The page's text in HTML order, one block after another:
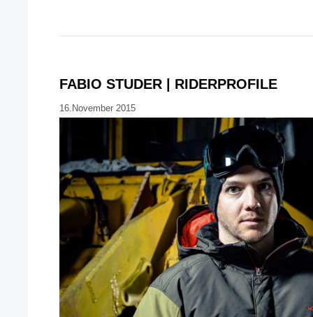
FABIO STUDER | RIDERPROFILE
16.November 2015